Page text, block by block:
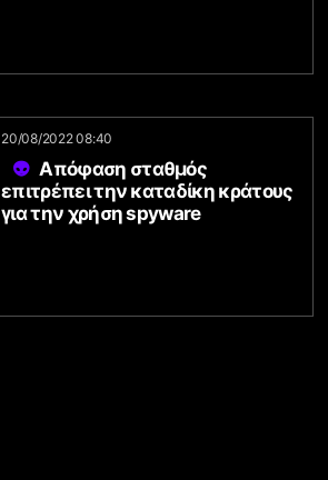
20/08/2022 08:40
Απόφαση σταθμός
επιτρέπει την καταδίκη κράτους
για την χρήση spyware